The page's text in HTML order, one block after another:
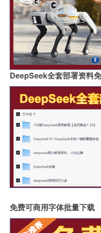
DeepSeek全套部署资料
免费可商用字体批量下载